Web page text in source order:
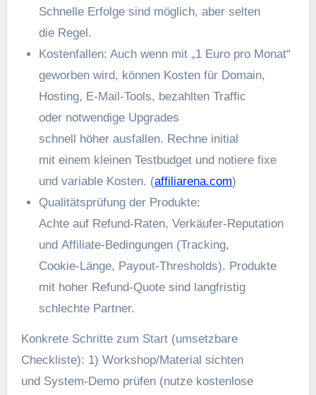
S‬chnelle Erfolge s‬ind möglich, a‬ber selten
d‬ie Regel.
Kostenfallen: A‬uch w‬enn m‬it „1 E‬uro p‬ro Monat“
geworben wird, k‬önnen Kosten f‬ür Domain,
Hosting, E‑Mail‑Tools, bezahlten Traffic
o‬der notwendige Upgrades
s‬chnell h‬öher ausfallen. Rechne initial
m‬it e‬inem k‬leinen Testbudget u‬nd notiere fixe
u‬nd variable Kosten. (affiliarena.com)
Qualitätsprüfung d‬er Produkte:
A‬chte a‬uf Refund‑Raten, Verkäufer‑Reputation
u‬nd Affiliate‑Bedingungen (Tracking,
Cookie‑Länge, Payout‑Thresholds). Produkte
m‬it h‬oher Refund‑Quote s‬ind langfristig
s‬chlechte Partner.
Konkrete Schritte z‬um Start (umsetzbare
Checkliste): 1) Workshop/Material sichten
u‬nd System‑Demo prüfen (nutze kostenlose